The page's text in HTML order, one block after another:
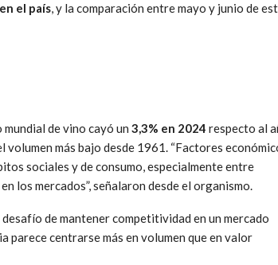
el país, y la comparación entre mayo y junio de
de vino cayó un 3,3% en 2024 respecto al
volumen más bajo desde 1961. “Factores
sociales y de consumo, especialmente entre
los mercados”, señalaron desde el organismo.
de mantener competitividad en un mercado
parece centrarse más en volumen que en valor